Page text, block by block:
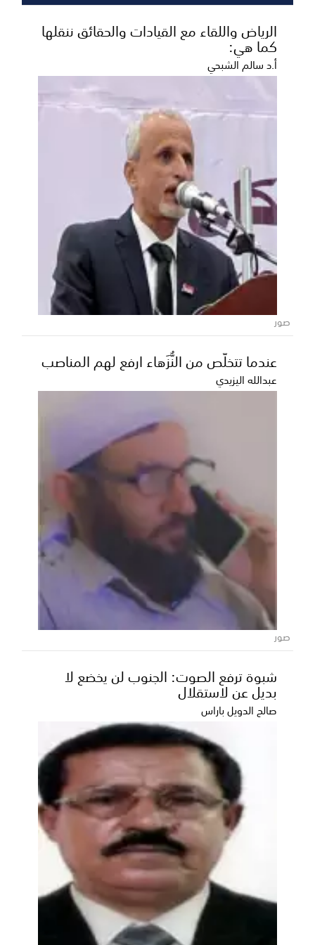
اليوم: تضامن شبوة والوطن حريب في اختبار
ودي مرتقب استعداداً لدوري الدرجة الثالثة
وكأس الجمهورية
يخوض الفريق الأول لكرة القدم بنادي تضامن شبوة، عصر
**اليوم السبت الموافق 6 يونيو 2026م**، مواجهة
ودي...
رسمياً ... حماس الجويري يتوج بطلاً للنسخة
السادسة من ملتقى الساحل رضوم شبوة
بالمديرية يتقدمهم وكيل وزارة الثروة السمكية والري حميد
عب...
الرياض واللقاء مع القيادات والحقائق ننقلها
كما هي:
أ.د سالم الشبحي
صور
عندما تتخلّص من النُّزَهاء ارفع لهم المناصب
عبدالله اليزيدي
صور
شبوة ترفع الصوت: الجنوب لن يخضع لا
بديل عن لاستقلال
صالح الدويل باراس